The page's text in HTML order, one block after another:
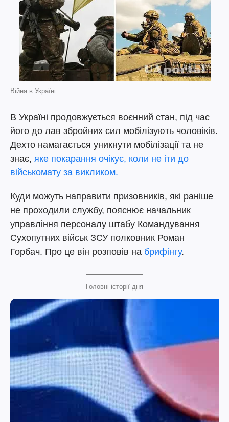
Війна в Україні
В Україні продовжується воєнний стан, під час
його до лав збройних сил мобілізують чоловіків.
Дехто намагається уникнути мобілізації та не
знає, яке покарання очікує, коли не іти до
військомату за викликом.
Куди можуть направити призовників, які раніше
не проходили службу, пояснює начальник
управління персоналу штабу Командування
Сухопутних військ ЗСУ полковник Роман
Горбач. Про це він розповів на брифінгу.
Головні історії дня